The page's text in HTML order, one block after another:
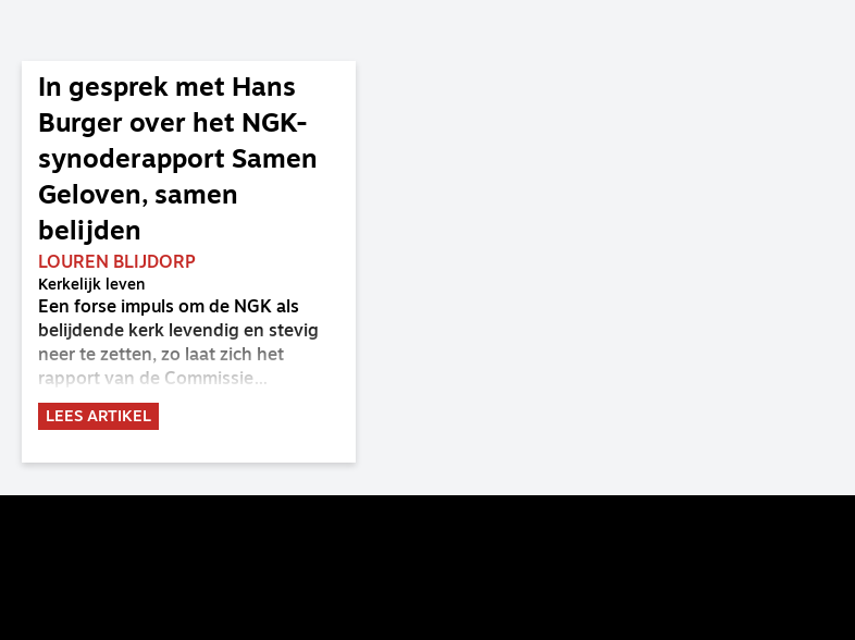
In gesprek met Hans
Burger over het NGK-
synoderapport Samen
Geloven, samen
belijden
LOUREN BLIJDORP
Kerkelijk leven
Een forse impuls om de NGK als
belijdende kerk levendig en stevig
neer te zetten, zo laat zich het
rapport van de Commissie
Belijdende Kerk (CBK) lezen. Deze
commissie is al sinds de eenwording
2023 de opdracht om haar analyse
LEES ARTIKEL